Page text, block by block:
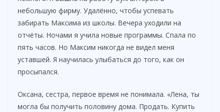
небольшую фирму. Удалённо, чтобы успевать
забирать Максима из школы. Вечера уходили на
отчёты. Ночами я учила новые программы. Спала по
пять часов. Но Максим никогда не видел меня
уставшей. Я научилась улыбаться до того, как он
просыпался.
Оксана, сестра, первое время не понимала. «Лена, ты
могла бы получить половину дома. Продать. Купить